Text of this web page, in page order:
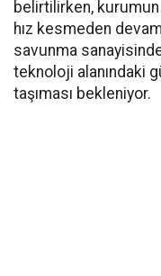
belirtilirken, kurumun
hız kesmeden
savunma sanayisinde
teknoloji alanındaki
taşıması bekleniyor.